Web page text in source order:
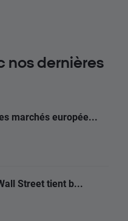
nos dernières
marchés europée...
Street tient b...